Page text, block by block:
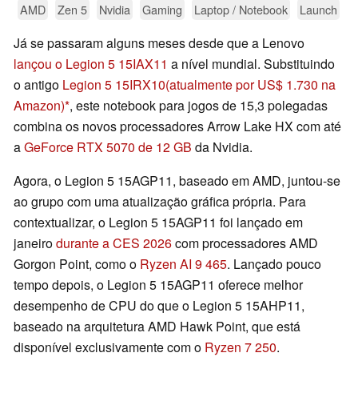
AMD Zen 5 Nvidia Gaming Laptop / Notebook Launch
Já se passaram alguns meses desde que a Lenovo
lançou o Legion 5 15IAX11 a nível mundial. Substituindo
o antigo Legion 5 15IRX10(atualmente por US$ 1.730 na
Amazon) , este notebook para jogos de 15,3 polegadas
combina os novos processadores Arrow Lake HX com até
aGeForce RTX 5070 de 12 GB da Nvidia.
Agora, o Legion 5 15AGP11, baseado em AMD, juntou-se
ao grupo com uma atualização gráfica própria. Para
contextualizar, o Legion 5 15AGP11 foi lançado em
janeirodurante a CES 2026com processadores AMD
Gorgon Point, como o Ryzen AI 9 465. Lançado pouco
tempo depois, o Legion 5 15AGP11 oferece melhor
desempenho de CPU do que o Legion 5 15AHP11,
baseado na arquitetura AMD Hawk Point, que está
disponível exclusivamente com o Ryzen 7 250.